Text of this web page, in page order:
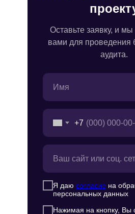
Оставьте заявку, и
вами для проведения
аудита.
+7
Я даю согласие на
персональных данных
Нажимая на кнопку, Вы